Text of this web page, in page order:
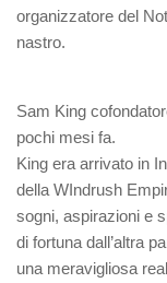
organizzatore del
nastro.
Sam King
pochi mesi fa.
King era arrivato in
della WIndrush
sogni, aspirazioni e
di fortuna dall’altra
una meravigliosa